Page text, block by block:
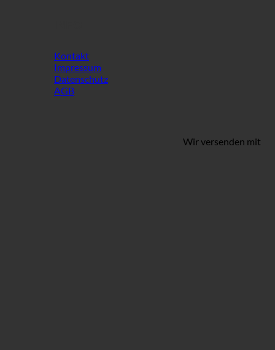
Kontakt
Impressum
Datenschutz
AGB
Wir versenden mit